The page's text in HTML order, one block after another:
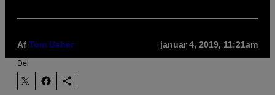
Af Tom Usher januar 4, 2019, 11:21am
Del